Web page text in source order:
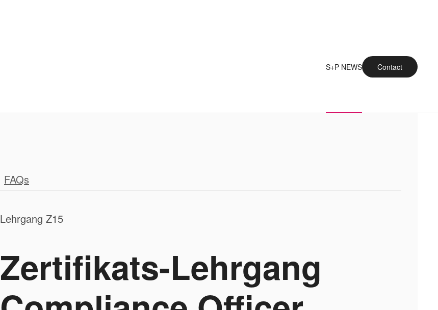
S+P NEWS Contact
FAQs
Lehrgang Z15
Zertifikats-Lehrgang